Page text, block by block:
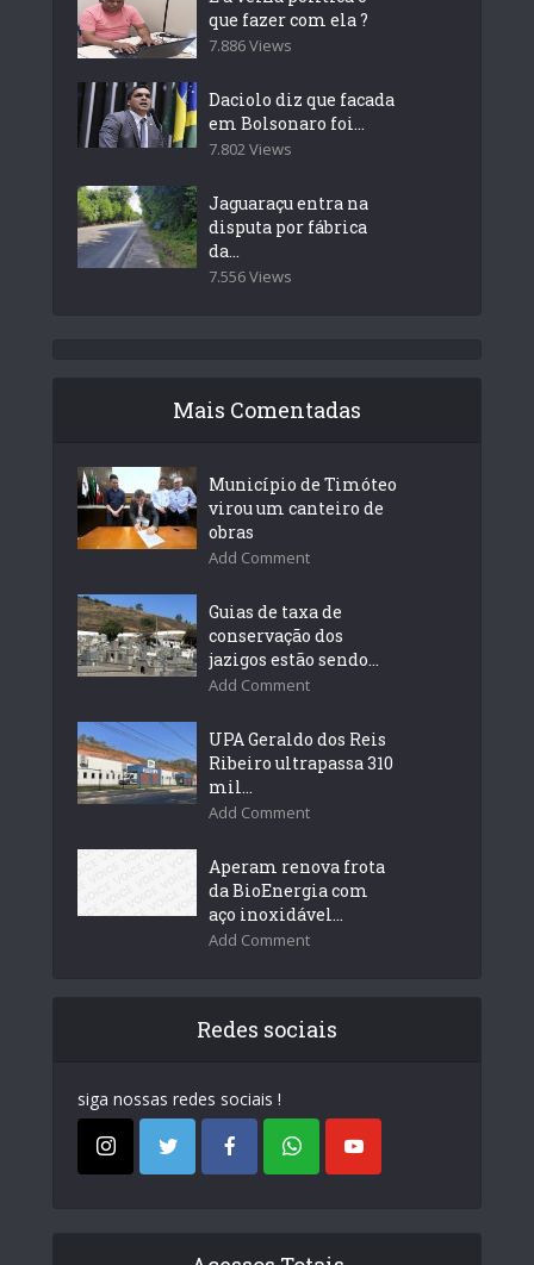
que fazer com ela ?
7.886 Views
Daciolo diz que facada
em Bolsonaro foi...
7.802 Views
Jaguaraçu entra na
disputa por fábrica
da...
7.556 Views
Mais Comentadas
Município de Timóteo
virou um canteiro de
obras
Add Comment
Guias de taxa de
conservação dos
jazigos estão sendo...
Add Comment
UPA Geraldo dos Reis
Ribeiro ultrapassa 310
mil...
Add Comment
Aperam renova frota
da BioEnergia com
aço inoxidável...
Add Comment
Redes sociais
siga nossas redes sociais !